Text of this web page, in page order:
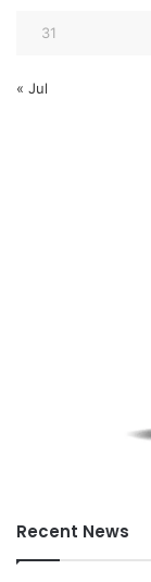
31
« Jul
Recent News